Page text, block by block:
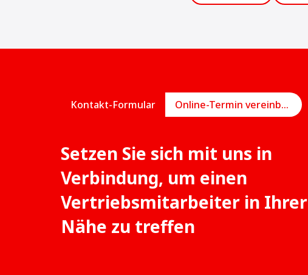
Kontakt-Formular Online-Termin vereinbaren
Setzen Sie sich mit uns in
Verbindung, um einen
Vertriebsmitarbeiter in Ihrer
Nähe zu treffen